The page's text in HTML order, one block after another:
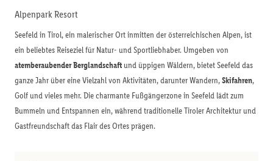
Alpenpark Resort
Seefeld in Tirol, ein malerischer Ort inmitten der österreichischen Alpen, ist
ein beliebtes Reiseziel für Natur- und Sportliebhaber. Umgeben von
atemberaubender Berglandschaft und üppigen Wäldern, bietet Seefeld das
ganze Jahr über eine Vielzahl von Aktivitäten, darunter Wandern,Skifahren,
Golf und vieles mehr. Die charmante Fußgängerzone in Seefeld lädt zum
Bummeln und Entspannen ein, während traditionelle Tiroler Architektur und
Gastfreundschaft das Flair des Ortes prägen.